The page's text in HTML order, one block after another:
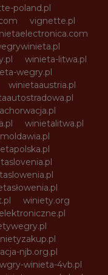
poland.pl
vignette.pl
winieta-litwa.pl
wegry.pl
winietaaustria.pl
winietalitwa.pl
winiety.org
njb.org.pl
winieta-4vb.pl